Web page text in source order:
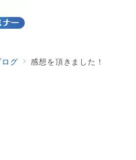
ログ 感想を頂きました！